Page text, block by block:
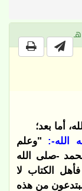
أما بعد؛
الله-: "وعلم
-صلى الله
الكتاب لا
من هذه